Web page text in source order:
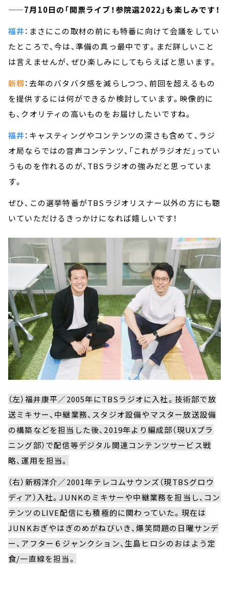
——7月10日の「開票ライブ！参院選2022」も楽しみです！
福井：まさにこの取材の前にも特番に向けて会議をしてい
たところで、今は、準備の真っ最中です。まだ詳しいこと
は言えませんが、ぜひ楽しみにしてもらえばと思います。
新籾：去年のバタバタ感を減らしつつ、前回を超えるもの
を提供するには何ができるか検討しています。映像的に
も、クオリティの高いものをお届けしたいですね。
福井：キャスティングやコンテンツの深さも含めて、ラジ
オ局ならではの音声コンテンツ、「これがラジオだ」ってい
うものを作れるのが、TBSラジオの強みだと思っていま
す。
ぜひ、この選挙特番がTBSラジオリスナー以外の方にも聴
いていただけるきっかけになれば嬉しいです！
（左）福井康平／2005年にTBSラジオに入社。技術部で放
送ミキサー、中継業務、スタジオ設備やマスター放送設備
の構築などを担当した後、2019年より編成部（現UXプラ
ニング部）で配信等デジタル関連コンテンツサービス戦
略、運用を担当。
（右）新籾洋介／2001年テレコムサウンズ（現TBSグロウ
ディア）入社。JUNKのミキサーや中継業務を担当し、コン
テンツのLIVE配信にも積極的に関わっていた。現在は
JUNKおぎやはぎのめがねびいき、爆笑問題の日曜サンデ
ー、アフター６ジャンクション、生島ヒロシのおはよう定
食/一直線を担当。